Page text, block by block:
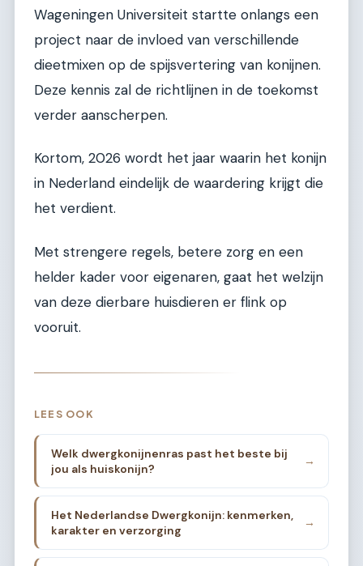
Wageningen Universiteit startte onlangs een
project naar de invloed van verschillende
dieetmixen op de spijsvertering van konijnen.
Deze kennis zal de richtlijnen in de toekomst
verder aanscherpen.
Kortom, 2026 wordt het jaar waarin het konijn
in Nederland eindelijk de waardering krijgt die
het verdient.
Met strengere regels, betere zorg en een
helder kader voor eigenaren, gaat het welzijn
van deze dierbare huisdieren er flink op
vooruit.
LEES OOK
Welk dwergkonijnenras past het beste bij
jou als huiskonijn?
→
Het Nederlandse Dwergkonijn: kenmerken,
karakter en verzorging
→